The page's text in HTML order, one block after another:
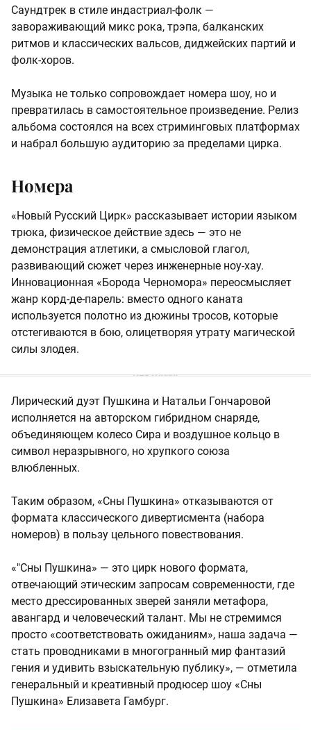
Саундтрек в стиле индастриал-фолк —
завораживающий микс рока, трэпа, балканских
ритмов и классических вальсов, диджейских партий и
фолк-хоров.
Музыка не только сопровождает номера шоу, но и
превратилась в самостоятельное произведение. Релиз
альбома состоялся на всех стриминговых платформах
и набрал большую аудиторию за пределами цирка.
Номера
«Новый Русский Цирк» рассказывает истории языком
трюка, физическое действие здесь — это не
демонстрация атлетики, а смысловой глагол,
развивающий сюжет через инженерные ноу-хау.
Инновационная «Борода Черномора» переосмысляет
жанр корд-де-парель: вместо одного каната
используется полотно из дюжины тросов, которые
отстегиваются в бою, олицетворяя утрату магической
силы злодея.
Лирический дуэт Пушкина и Натальи Гончаровой
исполняется на авторском гибридном снаряде,
объединяющем колесо Сира и воздушное кольцо в
символ неразрывного, но хрупкого союза
влюбленных.
Таким образом, «Сны Пушкина» отказываются от
формата классического дивертисмента (набора
номеров) в пользу цельного повествования.
«"Сны Пушкина» — это цирк нового формата,
отвечающий этическим запросам современности, где
место дрессированных зверей заняли метафора,
авангард и человеческий талант. Мы не стремимся
просто «соответствовать ожиданиям», наша задача —
стать проводниками в многогранный мир фантазий
гения и удивить взыскательную публику», — отметила
генеральный и креативный продюсер шоу «Сны
Пушкина» Елизавета Гамбург.